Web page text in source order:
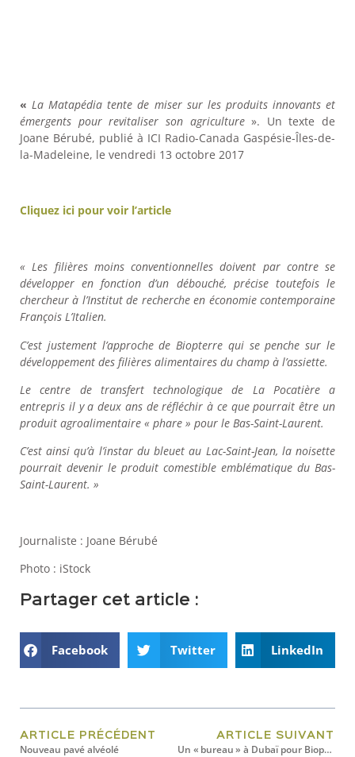
« La Matapédia tente de miser sur les produits innovants et
émergents pour revitaliser son agriculture». Un texte de
Joane Bérubé, publié à ICI Radio-Canada Gaspésie-Îles-de-
la-Madeleine, le vendredi 13 octobre 2017
Cliquez ici pour voir l’article
« Les filières moins conventionnelles doivent par contre se
développer en fonction d’un débouché, précise toutefois le
chercheur à l’Institut de recherche en économie contemporaine
François L’Italien.
C’est justement l’approche de Biopterre qui se penche sur le
développement des filières alimentaires du champ à l’assiette.
Le centre de transfert technologique de La Pocatière a
entrepris il y a deux ans de réfléchir à ce que pourrait être un
produit agroalimentaire « phare » pour le Bas-Saint-Laurent.
C’est ainsi qu’à l’instar du bleuet au Lac-Saint-Jean, la noisette
pourrait devenir le produit comestible emblématique du Bas-
Saint-Laurent. »
Journaliste : Joane Bérubé
Photo : iStock
Partager cet article :
Facebook Twitter LinkedIn
ARTICLE PRÉCÉDENT
Nouveau pavé alvéolé
ARTICLE SUIVANT
Un « bureau » à Dubaï pour Biopterre